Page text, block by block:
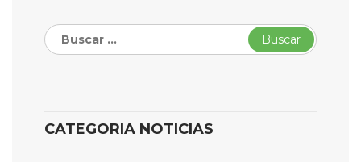
Buscar:
CATEGORIA NOTICIAS